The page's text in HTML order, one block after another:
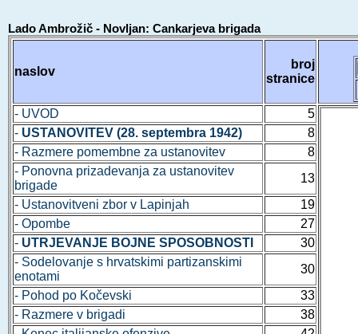
Lado Ambrožič - Novljan: Cankarjeva brigada
naslov
broj
stranice
- UVOD
5
- USTANOVITEV (28. septembra 1942)
8
- Razmere pomembne za ustanovitev
8
- Ponovna prizadevanja za ustanovitev
brigade
13
- Ustanovitveni zbor v Lapinjah
19
- Opombe
27
- UTRJEVANJE BOJNE SPOSOBNOSTI
30
- Sodelovanje s hrvatskimi partizanskimi
enotami
30
- Pohod po Kočevski
33
- Razmere v brigadi
38